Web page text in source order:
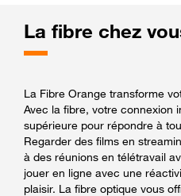
La fibre chez
La Fibre Orange transforme
Avec la fibre, votre connexion
supérieure pour répondre à
Regarder des films en
à des réunions en télétravail
jouer en ligne avec une
plaisir. La fibre optique vous